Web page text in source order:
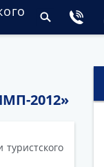
2012»